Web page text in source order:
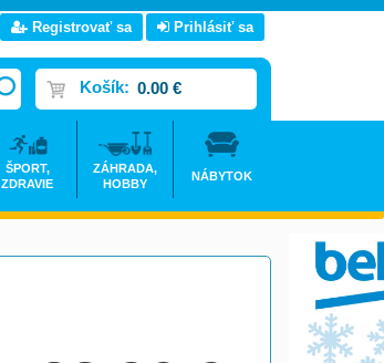
Registrovať sa Prihlásiť sa
Košík: 0.00 €
ŠPORT,
ZDRAVIE
ZÁHRADA,
HOBBY
NÁBYTOK